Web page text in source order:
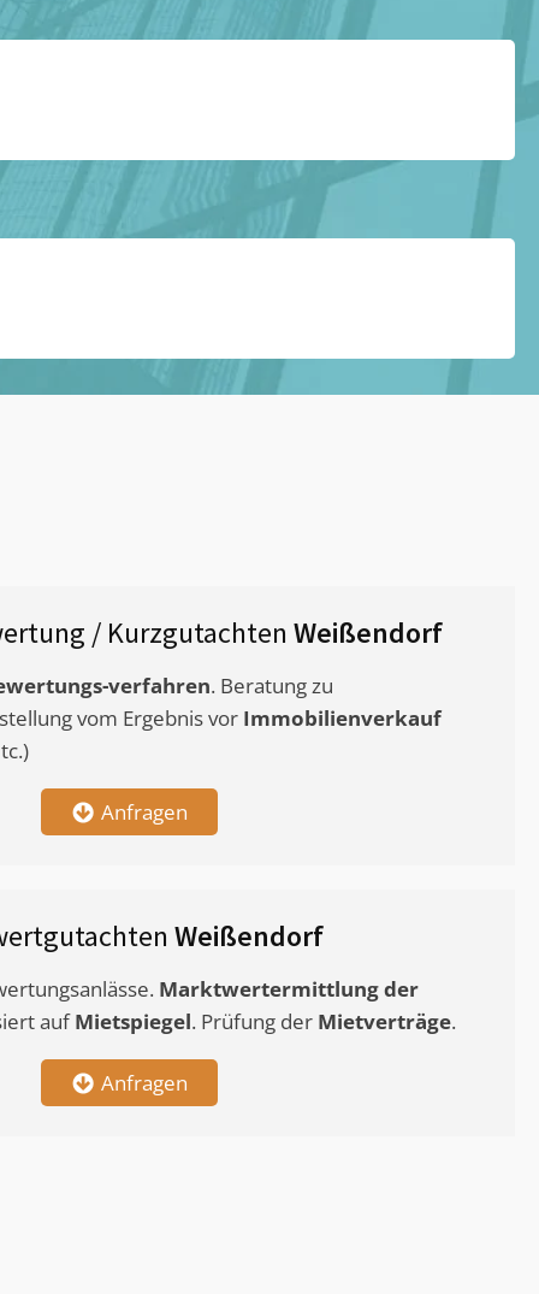
/ Kurzgutachten Weißendorf
verfahren. Beratung zu
vom Ergebnis vor Immobilienverkauf
Anfragen
Weißendorf
Marktwertermittlungder
aufMietspiegel. Prüfung der Mietverträge.
Anfragen